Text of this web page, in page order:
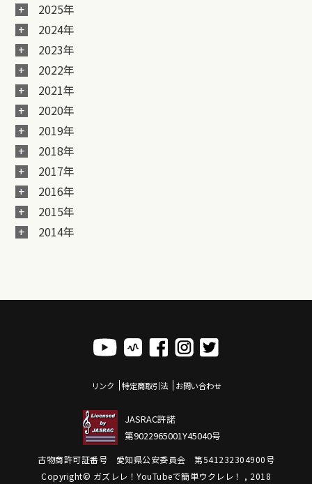
2025年
2024年
2023年
2022年
2021年
2020年
2019年
2018年
2017年
2016年
2015年
2014年
リンク 特定商取引法 お問い合わせ
JASRAC許諾
第9022965001Y45040号
古物商許可証番号 愛知県公安委員会 第541232304900号
Copyright© ガズレレ！YouTubeで簡単ウクレレ！ , 2018